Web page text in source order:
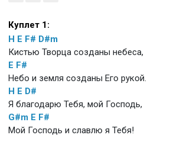
Куплет 1:
H E F# D#m
Кистью Творца созданы небеса,
E F#
Небо и земля созданы Его рукой.
H E D#
Я благодарю Тебя, мой Господь,
G#m E F#
Мой Господь и славлю я Тебя!